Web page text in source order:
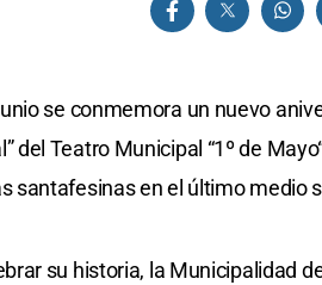
se conmemora un nuevo
del Teatro Municipal “1º de
santafesinas en el último medio
su historia, la Municipalidad